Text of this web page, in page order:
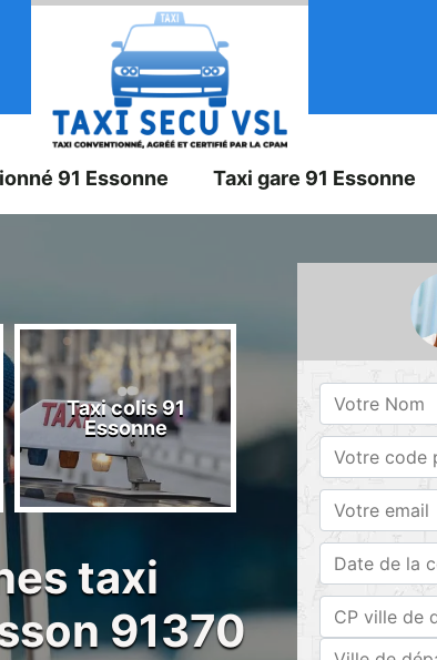
91 Essonne Taxi gare 91 Essonne
Taxi colis 91
Essonne
Taxi 91 Essonne
taxi
91370